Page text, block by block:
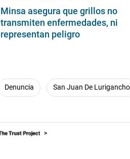
Minsa asegura que grillos no
transmiten enfermedades, ni
representan peligro
Denuncia San Juan De Lurigancho